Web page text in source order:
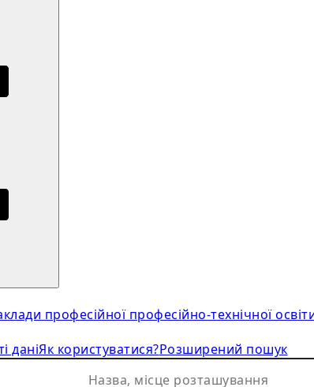
професійної професійно-технічної
даніЯк користуватися?Розширений пошук